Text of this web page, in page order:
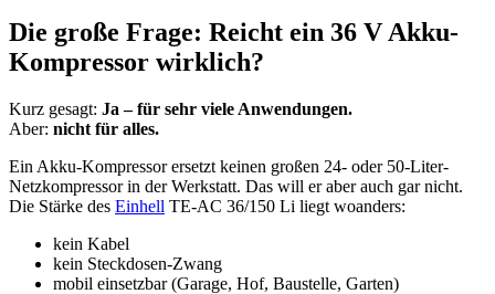
Die große Frage: Reicht ein 36 V Akku-
Kompressor wirklich?
Kurz gesagt: Ja – für sehr viele Anwendungen.
Aber: nicht für alles.
Ein Akku-Kompressor ersetzt keinen großen 24- oder 50-Liter-
Netzkompressor in der Werkstatt. Das will er aber auch gar nicht.
Die Stärke des Einhell TE-AC 36/150 Li liegt woanders:
kein Kabel
kein Steckdosen-Zwang
mobil einsetzbar (Garage, Hof, Baustelle, Garten)